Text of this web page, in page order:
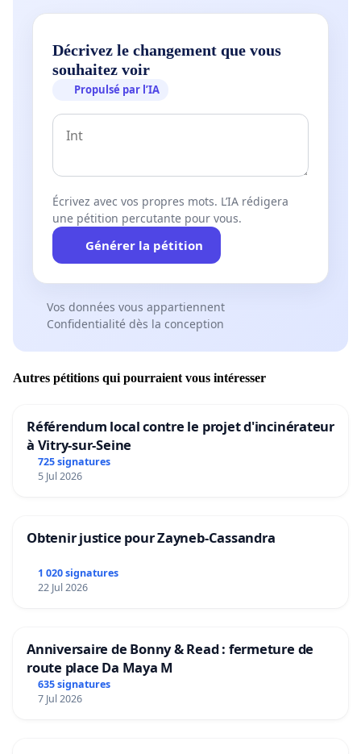
Décrivez le changement que vous
souhaitez voir
Propulsé par l’IA
Écrivez avec vos propres mots. L’IA rédigera
une pétition percutante pour vous.
Générer la pétition
Vos données vous appartiennent
Confidentialité dès la conception
Autres pétitions qui pourraient vous intéresser
Référendum local contre le projet d'incinérateur
à Vitry-sur-Seine
725 signatures
5 Jul 2026
Obtenir justice pour Zayneb-Cassandra
1 020 signatures
22 Jul 2026
Anniversaire de Bonny & Read : fermeture de
route place Da Maya M
635 signatures
7 Jul 2026